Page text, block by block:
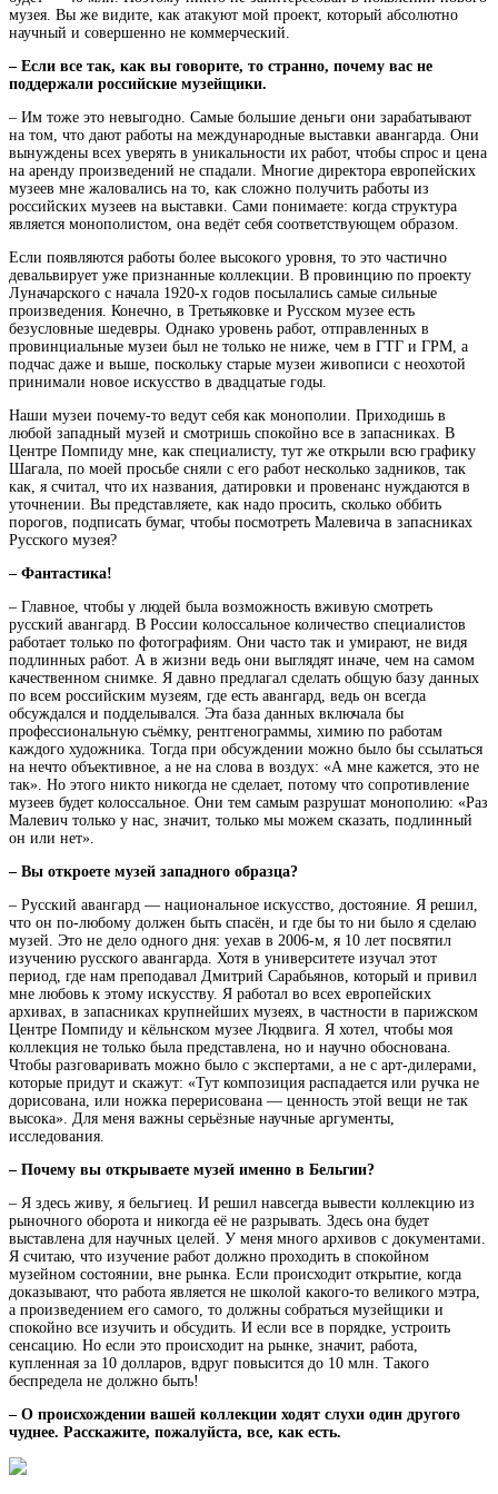
музея. Вы же видите, как атакуют мой проект, который абсолютно
научный и совершенно не коммерческий.
– Если все так, как вы говорите, то странно, почему вас не
поддержали российские музейщики.
– Им тоже это невыгодно. Самые большие деньги они зарабатывают
на том, что дают работы на международные выставки авангарда. Они
вынуждены всех уверять в уникальности их работ, чтобы спрос и цена
на аренду произведений не спадали. Многие директора европейских
музеев мне жаловались на то, как сложно получить работы из
российских музеев на выставки. Сами понимаете: когда структура
является монополистом, она ведёт себя соответствующем образом.
Если появляются работы более высокого уровня, то это частично
девальвирует уже признанные коллекции. В провинцию по проекту
Луначарского с начала 1920-х годов посылались самые сильные
произведения. Конечно, в Третьяковке и Русском музее есть
безусловные шедевры. Однако уровень работ, отправленных в
провинциальные музеи был не только не ниже, чем в ГТГ и ГРМ, а
подчас даже и выше, поскольку старые музеи живописи с неохотой
принимали новое искусство в двадцатые годы.
Наши музеи почему-то ведут себя как монополии. Приходишь в
любой западный музей и смотришь спокойно все в запасниках. В
Центре Помпиду мне, как специалисту, тут же открыли всю графику
Шагала, по моей просьбе сняли с его работ несколько задников, так
как, я считал, что их названия, датировки и провенанс нуждаются в
уточнении. Вы представляете, как надо просить, сколько оббить
порогов, подписать бумаг, чтобы посмотреть Малевича в запасниках
Русского музея?
– Фантастика!
– Главное, чтобы у людей была возможность вживую смотреть
русский авангард. В России колоссальное количество специалистов
работает только по фотографиям. Они часто так и умирают, не видя
подлинных работ. А в жизни ведь они выглядят иначе, чем на самом
качественном снимке. Я давно предлагал сделать общую базу данных
по всем российским музеям, где есть авангард, ведь он всегда
обсуждался и подделывался. Эта база данных включала бы
профессиональную съёмку, рентгенограммы, химию по работам
каждого художника. Тогда при обсуждении можно было бы ссылаться
на нечто объективное, а не на слова в воздух: «А мне кажется, это не
так». Но этого никто никогда не сделает, потому что сопротивление
музеев будет колоссальное. Они тем самым разрушат монополию: «Раз
Малевич только у нас, значит, только мы можем сказать, подлинный
он или нет».
– Вы откроете музей западного образца?
– Русский авангард — национальное искусство, достояние. Я решил,
что он по-любому должен быть спасён, и где бы то ни было я сделаю
музей. Это не дело одного дня: уехав в 2006-м, я 10 лет посвятил
изучению русского авангарда. Хотя в университете изучал этот
период, где нам преподавал Дмитрий Сарабьянов, который и привил
мне любовь к этому искусству. Я работал во всех европейских
архивах, в запасниках крупнейших музеях, в частности в парижском
Центре Помпиду и кёльнском музее Людвига. Я хотел, чтобы моя
коллекция не только была представлена, но и научно обоснована.
Чтобы разговаривать можно было с экспертами, а не с арт-дилерами,
которые придут и скажут: «Тут композиция распадается или ручка не
дорисована, или ножка перерисована — ценность этой вещи не так
высока». Для меня важны серьёзные научные аргументы,
исследования.
– Почему вы открываете музей именно в Бельгии?
– Я здесь живу, я бельгиец. И решил навсегда вывести коллекцию из
рыночного оборота и никогда её не разрывать. Здесь она будет
выставлена для научных целей. У меня много архивов с документами.
Я считаю, что изучение работ должно проходить в спокойном
музейном состоянии, вне рынка. Если происходит открытие, когда
доказывают, что работа является не школой какого-то великого мэтра,
а произведением его самого, то должны собраться музейщики и
спокойно все изучить и обсудить. И если все в порядке, устроить
сенсацию. Но если это происходит на рынке, значит, работа,
купленная за 10 долларов, вдруг повысится до 10 млн. Такого
беспредела не должно быть!
– О происхождении вашей коллекции ходят слухи один другого
чуднее. Расскажите, пожалуйста, все, как есть.